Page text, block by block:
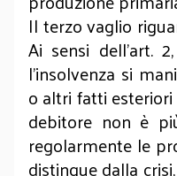
Il terzo vaglio
Ai sensi dell’art.
l’insolvenza si
o altri fatti
debitore non è
regolarmente le
distingue dalla